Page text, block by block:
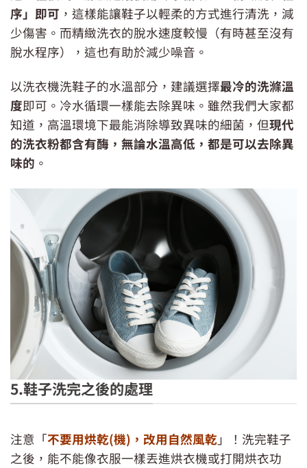
序」即可 ，這樣能讓鞋子以輕柔的方式進行清洗，減
少傷害。而精緻洗衣的脫水速度較慢（有時甚至沒有
脫水程序），這也有助於減少噪音。
以洗衣機洗鞋子的水溫部分，建議選擇最冷的洗滌溫
度即可。冷水循環一樣能去除異味。雖然我們大家都
知道，高溫環境下最能消除導致異味的細菌，但現代
的洗衣粉都含有酶，無論水溫高低，都是可以去除異
味的 。
快速洗鞋？，用洗衣機洗鞋就對了
5.鞋子洗完之後的處理
注意「不要用烘乾(機)，改用自然風乾」！洗完鞋子
之後，能不能像衣服一樣丟進烘衣機或打開烘衣功